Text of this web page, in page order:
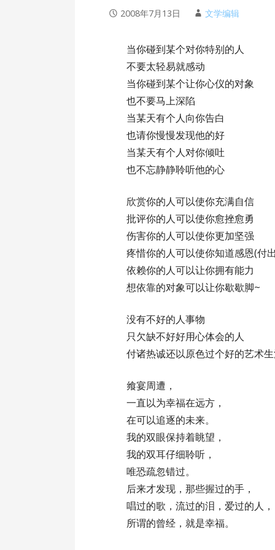
2008年7月13日 文学编辑
当你碰到某个对你特别的人
不要太轻易就感动
当你碰到某个让你心仪的对象
也不要马上深陷
当某天有个人向你告白
也请你慢慢发现他的好
当某天有个人对你倾吐
也不忘静静聆听他的心
欣赏你的人可以使你充满自信
批评你的人可以使你愈挫愈勇
伤害你的人可以使你更加坚强
疼惜你的人可以使你知道感恩(付
依赖你的人可以让你拥有能力
想依靠的对象可以让你歇歇脚~
没有不好的人事物
只欠缺不好好用心体会的人
付诸热诚还以原色过个好的艺术
飨宴周遭，
一直以为幸福在远方，
在可以追逐的未来。
我的双眼保持着眺望，
我的双耳仔细聆听，
唯恐疏忽错过。
后来才发现，那些握过的手，
唱过的歌，流过的泪，爱过的人，
所谓的曾经，就是幸福。